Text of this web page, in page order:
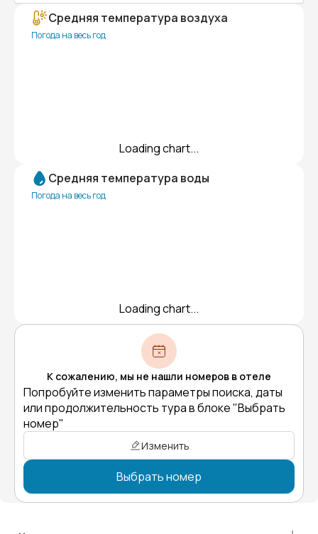
Средняя температура воздуха
Погода на весь год
Loading chart...
Средняя температура воды
Погода на весь год
Loading chart...
К сожалению, мы не нашли номеров в отеле
Попробуйте изменить параметры поиска, даты
или продолжительность тура в блоке "Выбрать
номер"
Изменить
Выбрать номер